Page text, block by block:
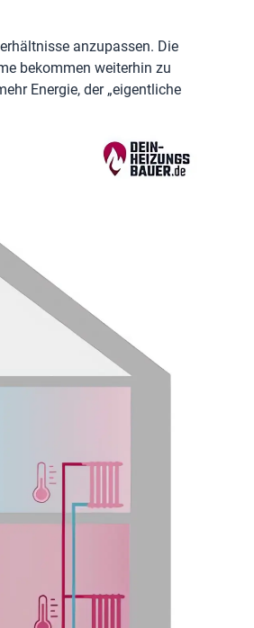
anzupassen. Die
bekommen weiterhin zu
Energie, der „eigentliche